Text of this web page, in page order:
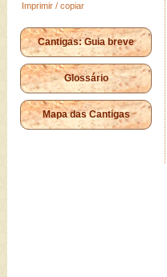
Imprimir / copiar
Cantigas: Guia breve
Glossário
Mapa das Cantigas